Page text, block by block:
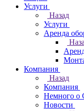
Услуги
Назад
Услуги
Аренда
Компания
Назад
Компания
Немного о
Новости